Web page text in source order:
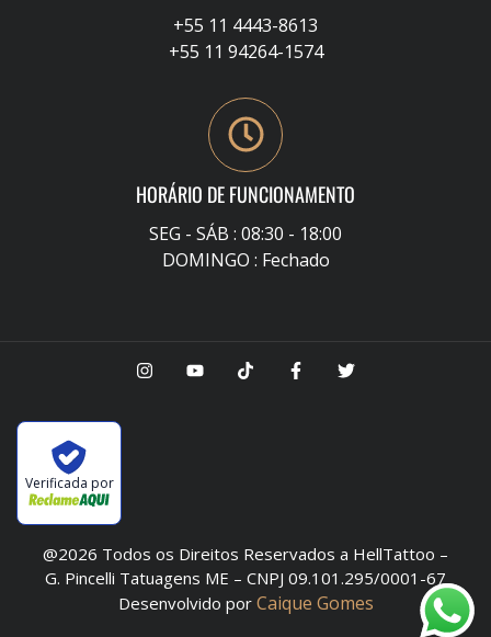
+55 11 4443-8613
+55 11 94264-1574
HORÁRIO DE FUNCIONAMENTO
SEG - SÁB : 08:30 - 18:00
DOMINGO : Fechado
Verificada por
@2026 Todos os Direitos Reservados a HellTattoo –
G. Pincelli Tatuagens ME – CNPJ 09.101.295/0001-67
Desenvolvido por Caique Gomes